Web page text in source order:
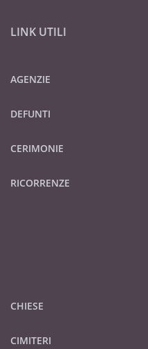
LINK UTILI
AGENZIE
DEFUNTI
CERIMONIE
RICORRENZE
CHIESE
CIMITERI